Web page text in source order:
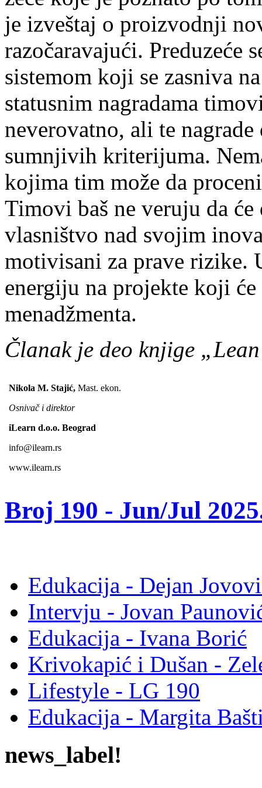
je izveštaj o proizvodnji
razočaravajući. Pre­duzeće
sistemom koji se zasniva
statusnim nagradama
neverovatno, ali te
sumnjivih kriterijuma.
kojima tim može da
Timovi baš ne veruju da
vlasništvo nad svojim
motivisani za prave rizike.
energiju na pro­jekte koji
menadžmenta.
Članak je deo knjige
Nikola M. Stajić, Mast. ekon.
Osnivač i direktor
iLearn d.o.o. Beograd
info@ilearn.rs
www.ilearn.rs
Broj 190 - Jun/Jul
Edukacija - Dejan
Intervju - Jovan
Edukacija - Ivana Borić
Krivokapić i Dušan -
Lifestyle - LG 190
Edukacija - Margita
news_label!